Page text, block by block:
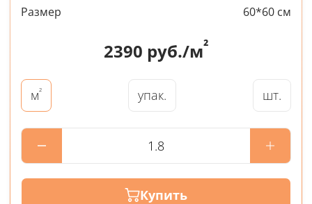
Размер
60*60 см
2390 руб./м²
м² упак. шт.
Купить